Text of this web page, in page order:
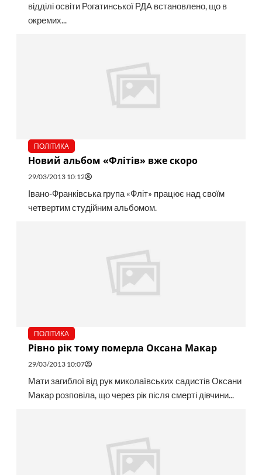
відділі освіти Рогатинської РДА встановлено, що в
окремих...
ПОЛІТИКА
Новий альбом «Флітів» вже скоро
29/03/2013 10:12
Івано-Франківська група «Фліт» працює над своїм
четвертим студійним альбомом.
ПОЛІТИКА
Рівно рік тому померла Оксана Макар
29/03/2013 10:07
Мати загиблої від рук миколаївських садистів Оксани
Макар розповіла, що через рік після смерті дівчини...